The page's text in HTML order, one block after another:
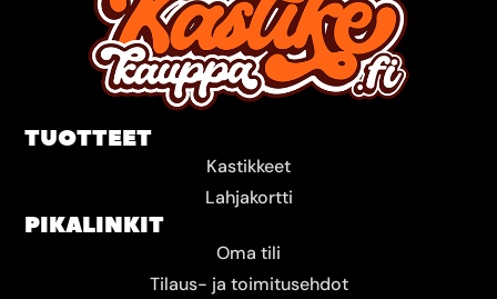
TUOTTEET
Kastikkeet
Lahjakortti
PIKALINKIT
Oma tili
Tilaus- ja toimitusehdot